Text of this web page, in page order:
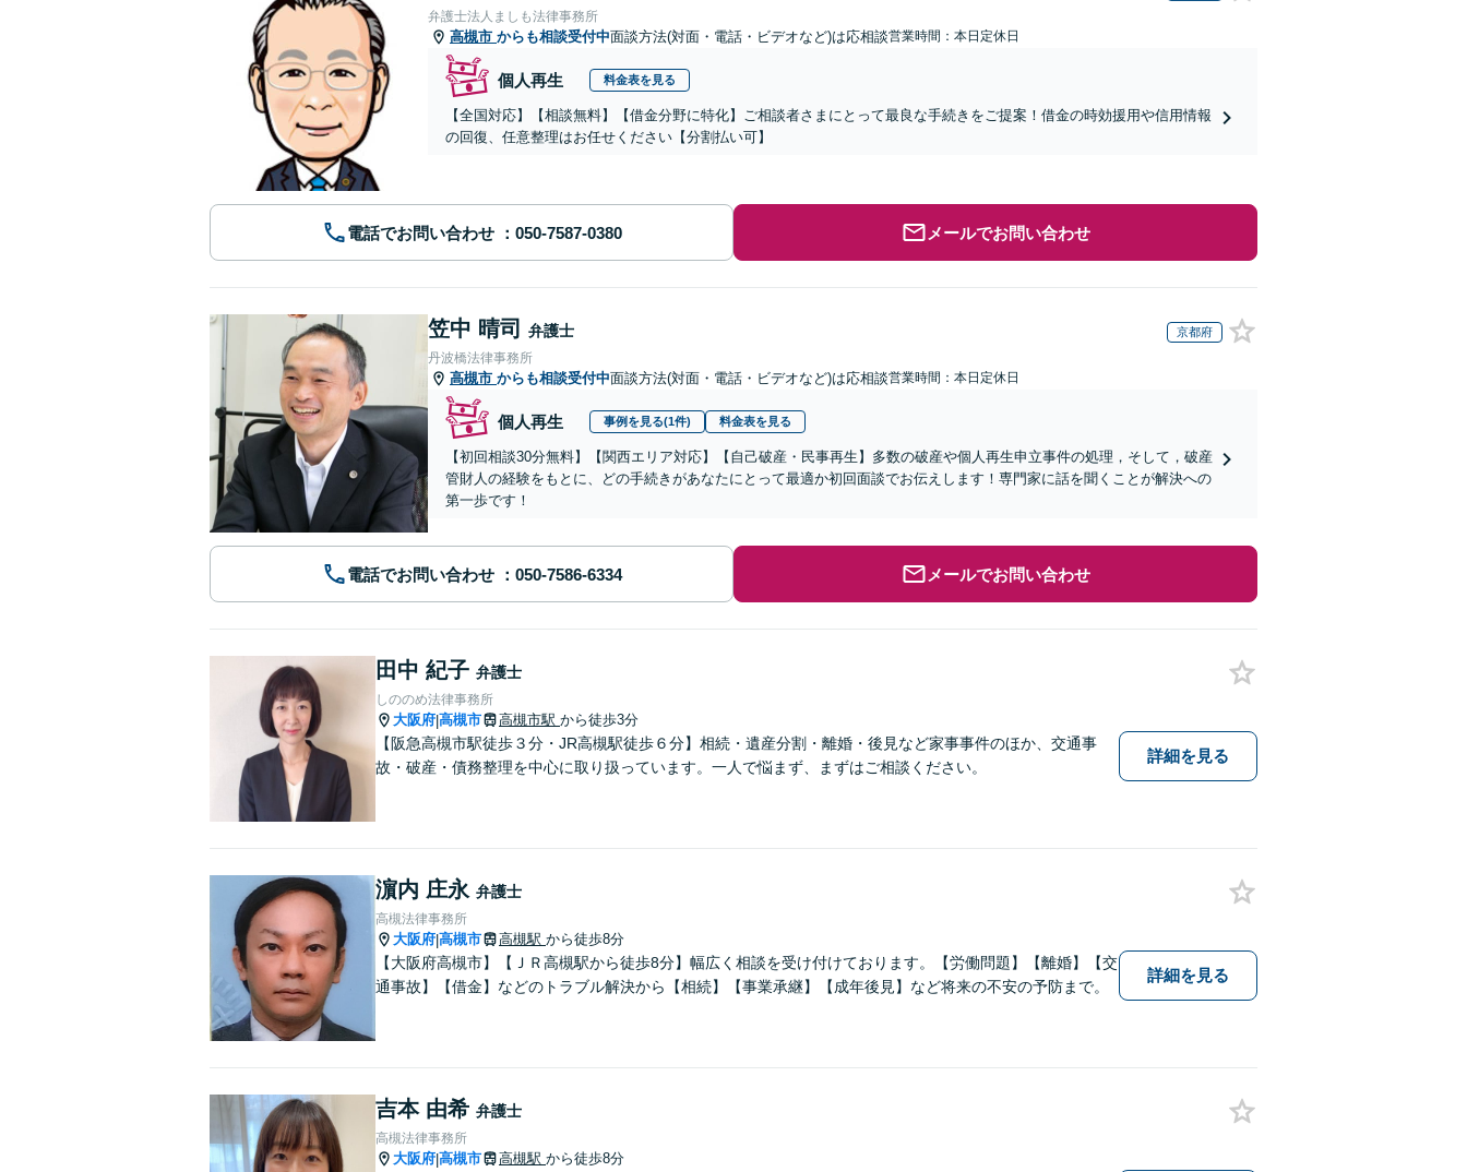
弁護士法人ましも法律事務所
高槻市 からも相談受付中面談方法(対面・電話・ビデオなど)は応相談営業時間：本日定休日
個人再生 料金表を見る
【全国対応】【相談無料】【借金分野に特化】ご相談者さまにとって最良な手続きをご提案！借金の時効援用や信用情報
の回復、任意整理はお任せください【分割払い可】
電話でお問い合わせ メールでお問い合わせ
笠中 晴司 弁護士 京都府
丹波橋法律事務所
高槻市 からも相談受付中面談方法(対面・電話・ビデオなど)は応相談営業時間：本日定休日
個人再生 事例を見る(1件) 料金表を見る
【初回相談30分無料】【関西エリア対応】【自己破産・民事再生】多数の破産や個人再生申立事件の処理，そして，破産
管財人の経験をもとに、どの手続きがあなたにとって最適か初回面談でお伝えします！専門家に話を聞くことが解決への
第一歩です！
電話でお問い合わせ メールでお問い合わせ
田中 紀子 弁護士
しののめ法律事務所
大阪府|高槻市 高槻市駅 から徒歩3分
【阪急高槻市駅徒歩３分・JR高槻駅徒歩６分】相続・遺産分割・離婚・後見など家事事件のほか、交通事
故・破産・債務整理を中心に取り扱っています。一人で悩まず、まずはご相談ください。
詳細を見る
濵内 庄永 弁護士
高槻法律事務所
大阪府|高槻市 高槻駅 から徒歩8分
【大阪府高槻市】【ＪＲ高槻駅から徒歩8分】幅広く相談を受け付けております。【労働問題】【離婚】【交
通事故】【借金】などのトラブル解決から【相続】【事業承継】【成年後見】など将来の不安の予防まで。
詳細を見る
吉本 由希 弁護士
高槻法律事務所
大阪府|高槻市 高槻駅 から徒歩8分